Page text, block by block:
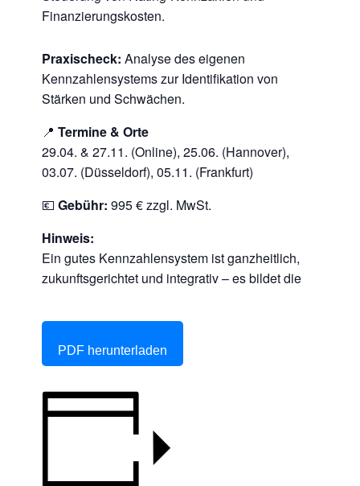
Finanzierungskosten.
Praxischeck: Analyse des eigenen
Kennzahlensystems zur Identifikation von
Stärken und Schwächen.
📍 Termine & Orte
29.04. & 27.11. (Online), 25.06. (Hannover),
03.07. (Düsseldorf), 05.11. (Frankfurt)
💶 Gebühr: 995 € zzgl. MwSt.
Hinweis:
Ein gutes Kennzahlensystem ist ganzheitlich,
zukunftsgerichtet und integrativ – es bildet die
PDF herunterladen